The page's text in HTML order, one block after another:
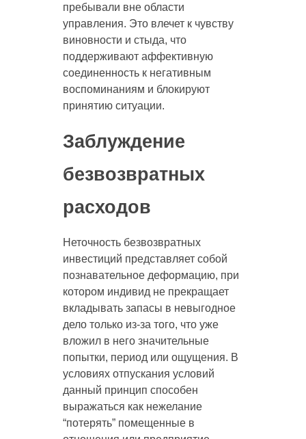
пребывали вне области
управления. Это влечет к чувству
виновности и стыда, что
поддерживают аффективную
соединенность к негативным
воспоминаниям и блокируют
принятию ситуации.
Заблуждение
безвозвратных
расходов
Неточность безвозвратных
инвестиций представляет собой
познавательное деформацию, при
котором индивид не прекращает
вкладывать запасы в невыгодное
дело только из-за того, что уже
вложил в него значительные
попытки, период или ощущения. В
условиях отпускания условий
данный принцип способен
выражаться как нежелание
“потерять” помещенные в